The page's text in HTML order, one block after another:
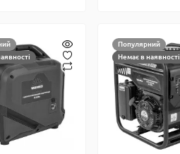
Популярний
Немає в наявності